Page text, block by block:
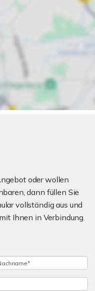
oder wollen
dann füllen Sie
vollständig aus und
Ihnen in Verbindung.